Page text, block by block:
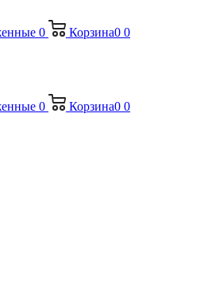
0 Корзина0 0
0 Корзина0 0